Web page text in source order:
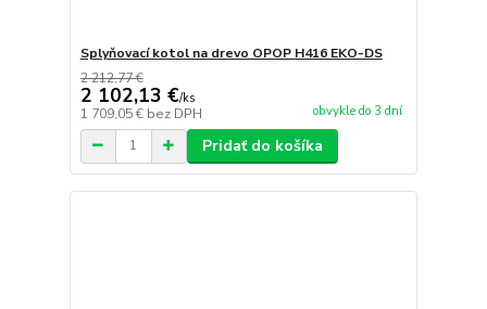
Splyňovací kotol na drevo OPOP H416 EKO-DS
2 212,77 €
2 102,13 €/ks
1 709,05 € bez DPH obvykle do 3 dní
Pridať do košíka